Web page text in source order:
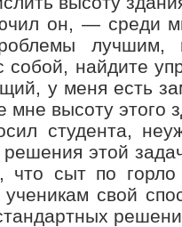
он, — среди
лучшим,
собой, найдите
у меня есть
мне высоту этого
студента,
этой
что сыт по
ученикам свой